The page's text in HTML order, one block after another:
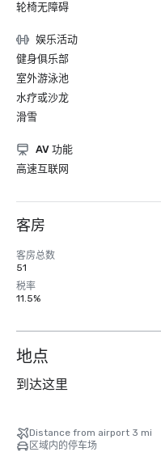
轮椅无障碍
娱乐活动
健身俱乐部
室外游泳池
水疗或沙龙
滑雪
AV 功能
高速互联网
客房
客房总数
51
税率
11.5%
地点
到达这里
Distance from airport 3 mi
区域内的停车场